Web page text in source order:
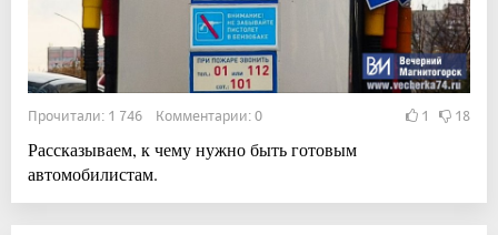
Прочитали: 1 746 Комментарии: 0 1 18
Рассказываем, к чему нужно быть готовым
автомобилистам.